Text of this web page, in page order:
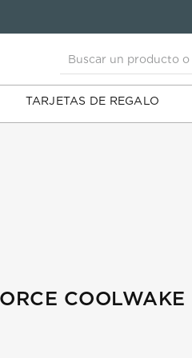
Buscar un producto
TARJETAS DE REGALO
COOLWAKE